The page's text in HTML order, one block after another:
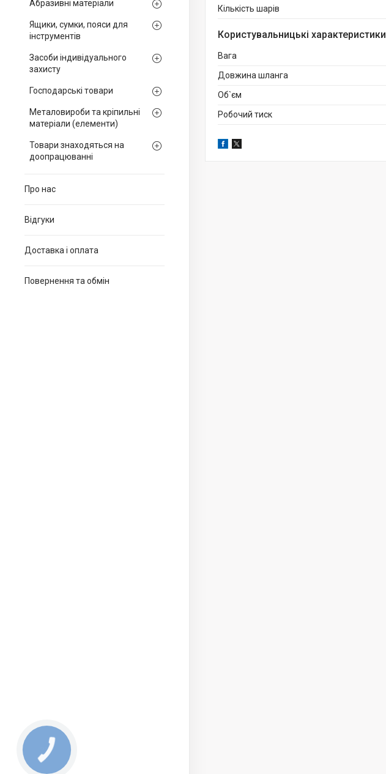
Абразивні матеріали
Ящики, сумки, пояси для
інструментів
Засоби індивідуального
захисту
Господарські товари
Металовироби та кріпильні
матеріали (елементи)
Товари знаходяться на
доопрацюванні
Про нас
Відгуки
Доставка і оплата
Повернення та обмін
Кількість шарів
Користувальницькі характеристики
Вага
Довжина шланга
Об`єм
Робочий тиск